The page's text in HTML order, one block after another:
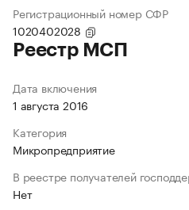
Регистрационный номер СФР
1020402028
Реестр МСП
Дата включения
1 августа 2016
Категория
Микропредприятие
В реестре получателей
Нет